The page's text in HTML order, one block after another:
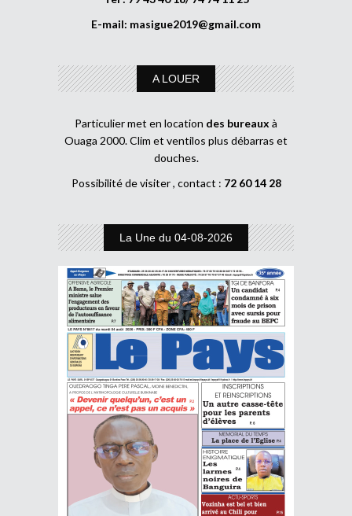
E-mail: masigue2019@gmail.com
A LOUER
Particulier met en location des bureaux à
Ouaga 2000. Clim et ventilos plus débarras et
douches.
Possibilité de visiter , contact : 72 60 14 28
La Une du 04-08-2026